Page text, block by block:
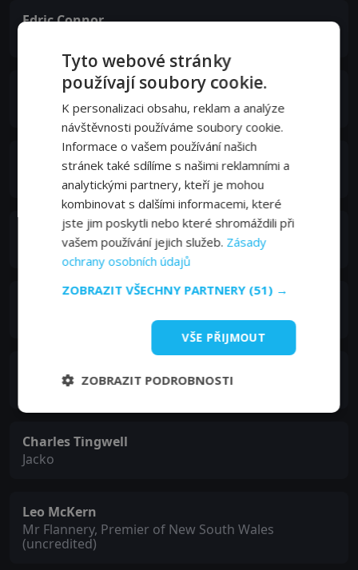
Edric Connor
Burt Kwouk
Pham Chimh
Russell Napier
Ken Wayne
Ferguson
Ambassador Townsend
Paul Grist
Coburn
Charles Tingwell
Jacko
Leo McKern
Mr Flannery, Premier of New South Wales
(uncredited)
Tyto webové stránky
používají soubory cookie.
K personalizaci obsahu, reklam a analýze
návštěvnosti používáme soubory cookie.
Informace o vašem používání našich
stránek také sdílíme s našimi reklamními a
analytickými partnery, kteří je mohou
kombinovat s dalšími informacemi, které
jste jim poskytli nebo které shromáždili při
vašem používání jejich služeb. Zásady
ochrany osobních údajů
ZOBRAZIT VŠECHNY PARTNERY (51) →
VŠE PŘIJMOUT
ZOBRAZIT PODROBNOSTI